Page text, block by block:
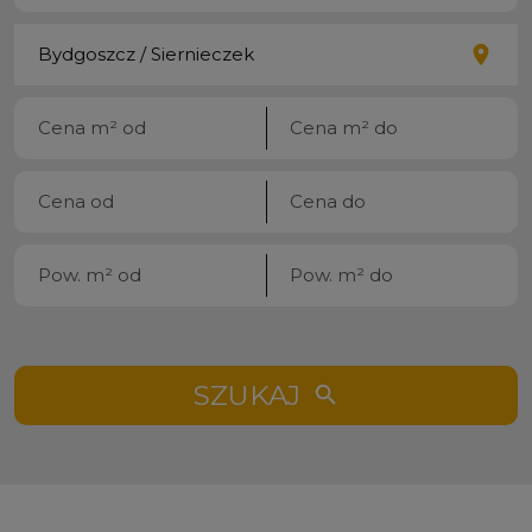
SZUKAJ